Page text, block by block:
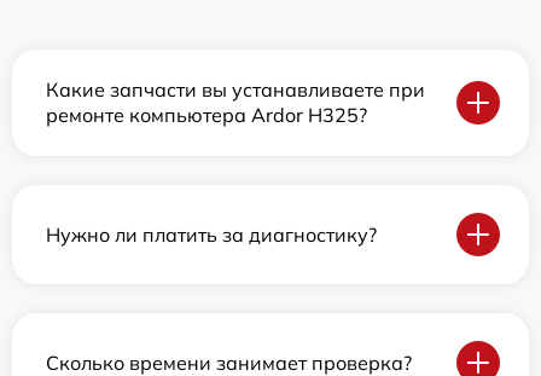
Какие запчасти вы устанавливаете при
ремонте компьютера Ardor H325?
Нужно ли платить за диагностику?
Сколько времени занимает проверка?